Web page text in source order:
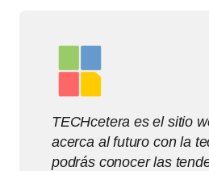
TECHcetera es el sitio
acerca al futuro con la
podrás conocer las